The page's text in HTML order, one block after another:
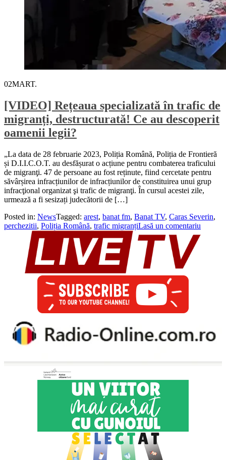
02MART.
[VIDEO] Rețeaua specializată în trafic de
migranți, destructurată! Ce au descoperit
oamenii legii?
„La data de 28 februarie 2023, Poliția Română, Poliția de Frontieră
și D.I.I.C.O.T. au desfășurat o acțiune pentru combaterea traficului
de migranţi. 47 de persoane au fost reținute, fiind cercetate pentru
săvârșirea infracțiunilor de infracțiunilor de constituirea unui grup
infracţional organizat şi trafic de migranţi. În cursul acestei zile,
urmează a fi sesizați judecătorii de […]
Posted in: NewsTagged: arest, banat fm, Banat TV, Caras Severin,
perchezitii, Poliția Română, trafic migranțiLasă un comentariu